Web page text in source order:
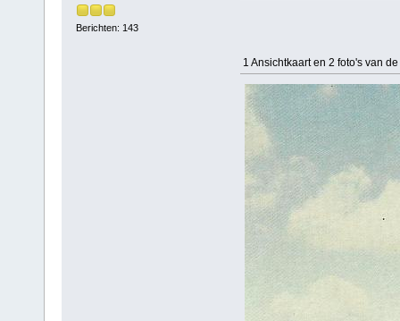
Berichten: 143
1 Ansichtkaart en 2 foto's van